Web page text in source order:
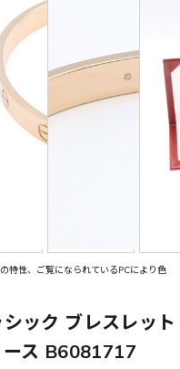
特性、ご覧になられているPCにより色
ック ブレスレット
ース B6081717